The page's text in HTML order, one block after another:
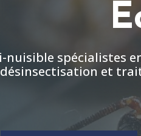
nuisible spécialistes
et